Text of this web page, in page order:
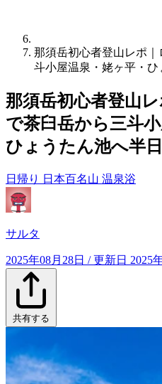
那須岳初心者登山レポ
斗小屋温泉・姥ヶ平・
那須岳初心者登山
で茶臼岳から三斗
ひょうたん池へ半
日帰り 日本百名山 温泉浴
サルタ
2025年08月28日 / 更新日 2025
共有する